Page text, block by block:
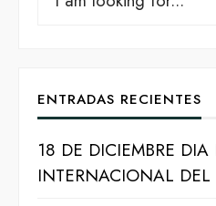
ENTRADAS RECIENTES
18 DE DICIEMBRE
INTERNACIONAL